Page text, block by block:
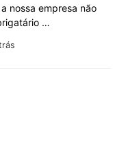
nossa empresa não
…